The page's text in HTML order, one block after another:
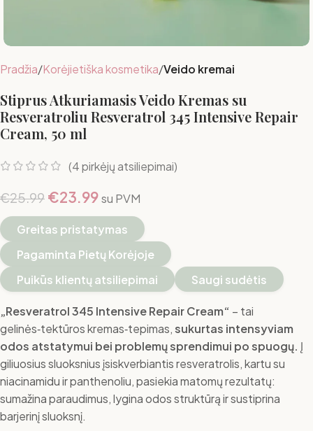
Pradžia Korėjietiška kosmetika Veido kremai
Stiprus Atkuriamasis Veido Kremas su
Resveratroliu Resveratrol 345 Intensive Repair
Cream, 50 ml
(4pirkėjų atsiliepimai)
€25.99 €23.99su PVM
Greitas pristatymas
Pagaminta Pietų Korėjoje
Puikūs klientų atsiliepimai
Saugi sudėtis
„Resveratrol 345 Intensive Repair Cream“ – tai
gelinės‑tektūros kremas‑tepimas,sukurtas intensyviam
odos atstatymui bei problemų sprendimui po spuogų. Į
giliuosius sluoksnius įsiskverbiantis resveratrolis, kartu su
niacinamidu ir panthenoliu, pasiekia matomų rezultatų:
sumažina paraudimus, lygina odos struktūrą ir sustiprina
barjerinį sluoksnį.